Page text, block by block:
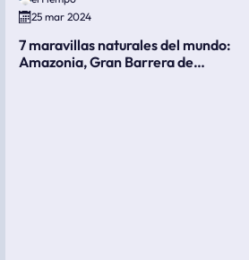
25 mar 2024
7 maravillas naturales del mundo:
Amazonia, Gran Barrera de